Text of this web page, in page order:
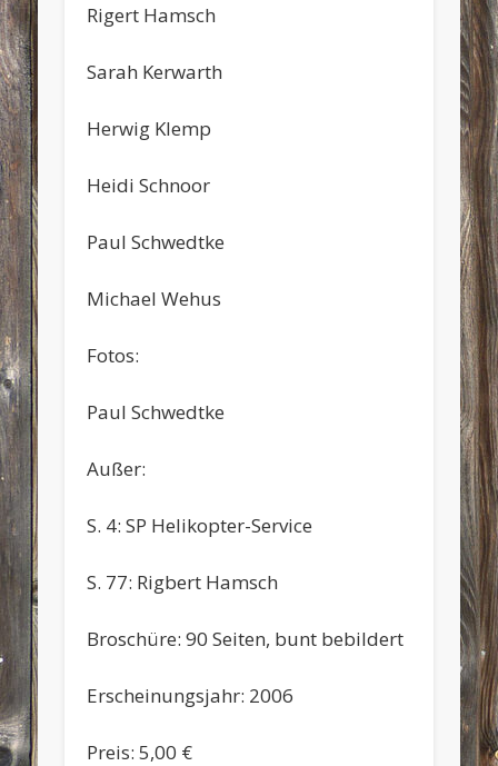
Rigert Hamsch
Sarah Kerwarth
Herwig Klemp
Heidi Schnoor
Paul Schwedtke
Michael Wehus
Fotos:
Paul Schwedtke
Außer:
S. 4: SP Helikopter-Service
S. 77: Rigbert Hamsch
Broschüre: 90 Seiten, bunt bebildert
Erscheinungsjahr: 2006
Preis: 5,00 €